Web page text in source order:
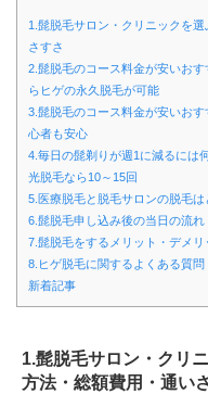
1.髭脱毛サロン・クリニックを
さすさ
2.髭脱毛のコース料金が安いお
らヒゲの永久脱毛が可能
3.髭脱毛のコース料金が安いお
心者も安心
4.毎日の髭剃りが週1に減るには
光脱毛なら10～15回
5.医療脱毛と脱毛サロンの脱毛
6.髭脱毛申し込み後の当日の流
7.髭脱毛をするメリット・デメ
8.ヒゲ脱毛に関するよくある質問
新着記事
1.髭脱毛サロン・クリ
方法・総額費用・通い